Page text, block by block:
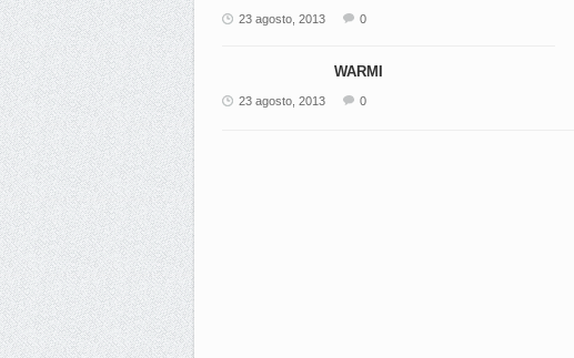
23 agosto, 2013 0
WARMI
23 agosto, 2013 0